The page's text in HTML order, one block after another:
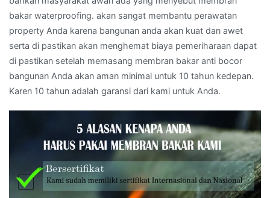
bakar waterproofing. akan sangat membantu perawatan
property Anda karena bangunan anda akan kuat dan awet
serta di pastikan akan menghemat biaya pemeriharaan dapat
di pastikan setelah memasang membran bakar anti bocor
bangunan Anda akan aman minimal untuk 10 tahun kedepan.
Karen 10 tahun adalah garansi dari kami untuk Anda.